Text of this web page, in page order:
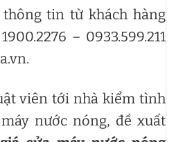
tin từ khách hàng
– 0933.599.211
viên tới nhà kiểm tình
nước nóng, đề xuất